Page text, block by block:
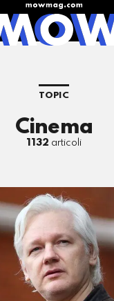
TOPIC
Cinema
1132 articoli